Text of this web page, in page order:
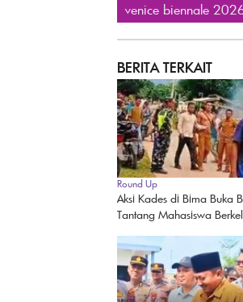
venice biennale
BERITA TERKAIT
Round Up
Aksi Kades di Bima Buka
Tantang Mahasiswa